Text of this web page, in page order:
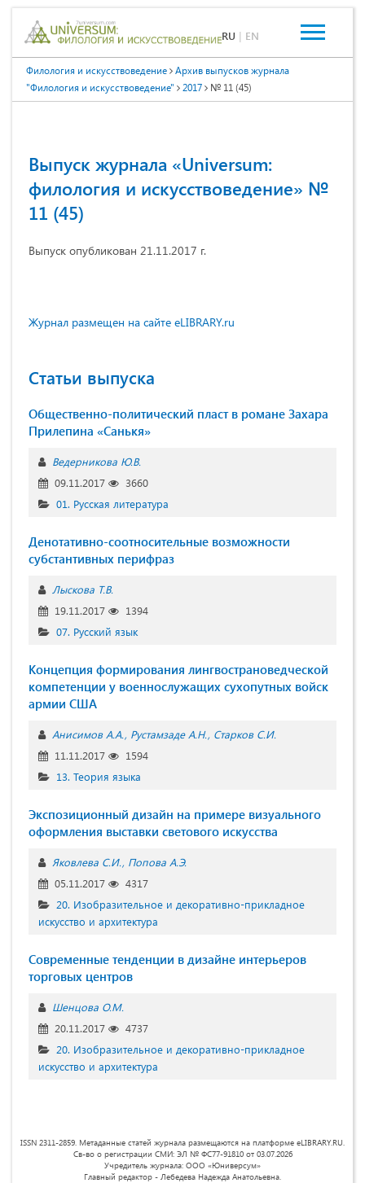
RU | EN
Филология и искусствоведение
Архив выпусков журнала
"Филология и искусствоведение"
2017 № 11 (45)
Выпуск журнала «Universum:
филология и искусствоведение» №
11 (45)
Выпуск опубликован 21.11.2017 г.
Журнал размещен на сайте eLIBRARY.ru
Статьи выпуска
Общественно-политический пласт в романе Захара
Прилепина «Санькя»
Ведерникова Ю.В.
09.11.2017
3660
01. Русская литература
Денотативно-соотносительные возможности
субстантивных перифраз
Лыскова Т.В.
19.11.2017
1394
07. Русский язык
Концепция формирования лингвострановедческой
компетенции у военнослужащих сухопутных войск
армии США
Анисимов А.А. Рустамзаде А.Н. Старков С.И.
11.11.2017
1594
13. Теория языка
Экспозиционный дизайн на примере визуального
оформления выставки светового искусства
Яковлева С.И. Попова А.Э.
05.11.2017
4317
20. Изобразительное и декоративно-прикладное
искусство и архитектура
Современные тенденции в дизайне интерьеров
торговых центров
Шенцова О.М.
20.11.2017
4737
20. Изобразительное и декоративно-прикладное
искусство и архитектура
ISSN 2311-2859. Метаданные статей журнала размещаются на платформе eLIBRARY.RU.
Св-во о регистрации СМИ: ЭЛ № ФС77-91810 от 03.07.2026
Учредитель журнала: ООО «Юниверсум»
Главный редактор - Лебедева Надежда Анатольевна.